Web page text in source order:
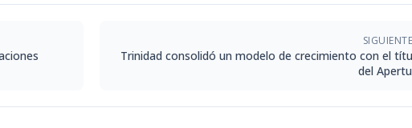
Trinidad consolidó un modelo de crecimiento con el
del